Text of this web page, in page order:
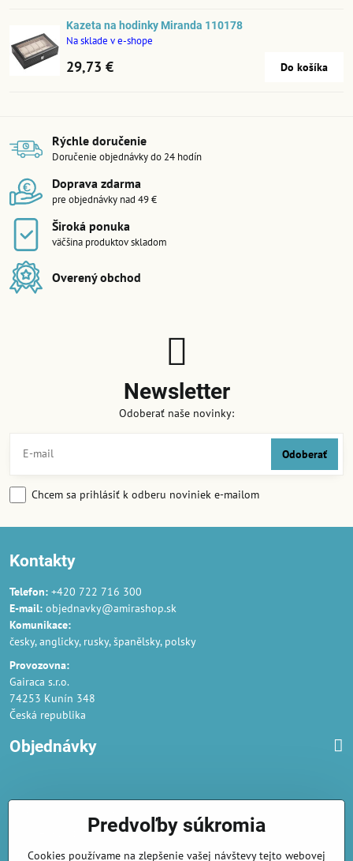
Kazeta na hodinky Miranda 110178
Na sklade v e-shope
29,73 € Do košíka
Rýchle doručenie
Doručenie objednávky do 24 hodín
Doprava zdarma
pre objednávky nad 49 €
Široká ponuka
väčšina produktov skladom
Overený obchod
Newsletter
Odoberať naše novinky:
Odoberať
Chcem sa prihlásiť k odberu noviniek e-mailom
Kontakty
Telefon: +420 722 716 300
E-mail: objednavky@amirashop.sk
Komunikace:
česky, anglicky, rusky, španělsky, polsky
Provozovna:
Gairaca s.r.o.
74253 Kunín 348
Česká republika
Objednávky
Podmienky ochrany osobných údajov
Náklady na dodání a doba dodání
Predvoľby súkromia
Cookies používame na zlepšenie vašej návštevy tejto webovej